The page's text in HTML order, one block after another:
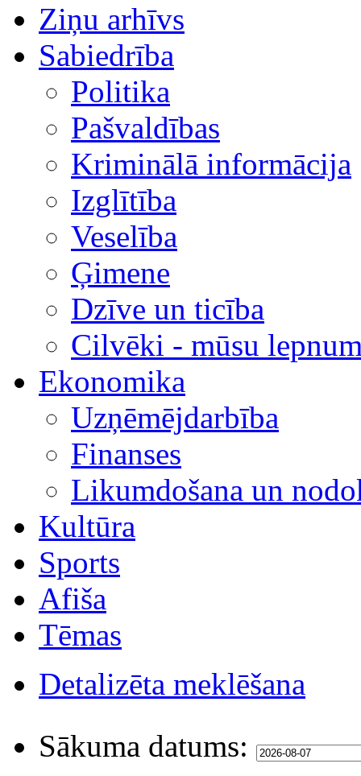
Ziņu arhīvs
Sabiedrība
Politika
Pašvaldības
Kriminālā informācija
Izglītība
Veselība
Ģimene
Dzīve un ticība
Cilvēki - mūsu
Ekonomika
Uzņēmējdarbība
Finanses
Likumdošana un
Kultūra
Sports
Afiša
Tēmas
Detalizēta meklēšana
Sākuma datums: